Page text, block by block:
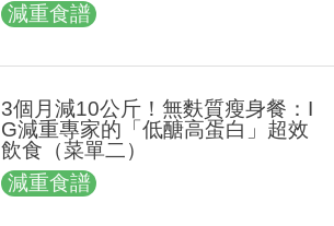
減重食譜
3個月減10公斤！無麩質瘦身餐：I
G減重專家的「低醣高蛋白」超效
飲食（菜單二）
減重食譜